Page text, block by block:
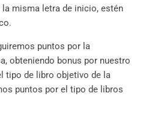
misma letra de inicio, estén
puntos por la
obteniendo bonus por nuestro
tipo de libro objetivo de la
puntos por el tipo de libros